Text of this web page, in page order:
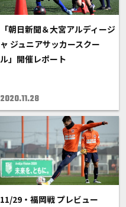
「朝日新聞＆大宮アルディージ
ャ ジュニアサッカースクー
ル」開催レポート
2020.11.28
11/29・福岡戦 プレビュー